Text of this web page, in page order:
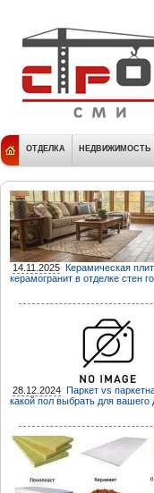
ОТДЕЛКА НЕДВИЖИМОСТЬ
14.11.2025 Керамическая
керамогранит в отделке стен
28.12.2024 Паркет vs
какой пол выбрать для вашего